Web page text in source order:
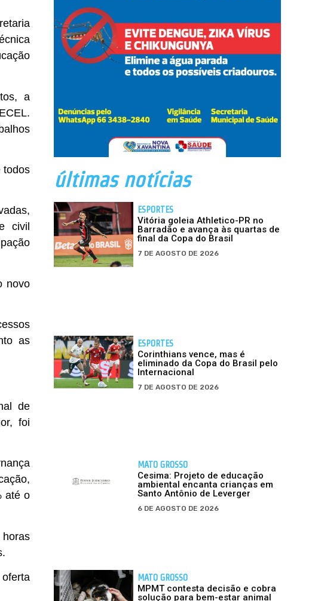
a
todos
civil
novo
as
de
foi
até o
horas
últimas notícias
ESPORTES
Vitória goleia Athletico-PR no
Barradão e avança às quartas de
final da Copa do Brasil
7 DE AGOSTO DE 2026
ESPORTES
Corinthians vence, mas é
eliminado da Copa do Brasil pelo
Internacional
7 DE AGOSTO DE 2026
MATO GROSSO
Cesima: Projeto de educação
ambiental encanta crianças em
Santo Antônio de Leverger
6 DE AGOSTO DE 2026
MATO GROSSO
MPMT contesta decisão e cobra
solução para bem-estar animal